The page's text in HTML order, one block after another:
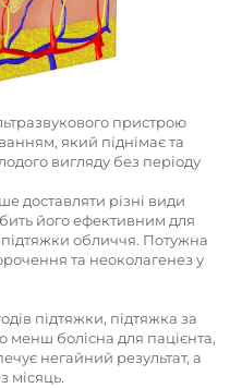
пристрою
який піднімає та
вигляду без періоду
доставляти різні види
його ефективним для
обличчя. Потужна
та неоколагенез у
підтяжки, підтяжка за
болісна для пацієнта,
негайний результат, а
місяць.